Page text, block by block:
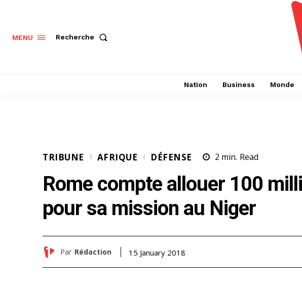
MENU Recherche
Nation Business Monde
TRIBUNE AFRIQUE DÉFENSE 2 min. Read
Rome compte allouer 100
pour sa mission au Niger
Par Rédaction 15 January 2018